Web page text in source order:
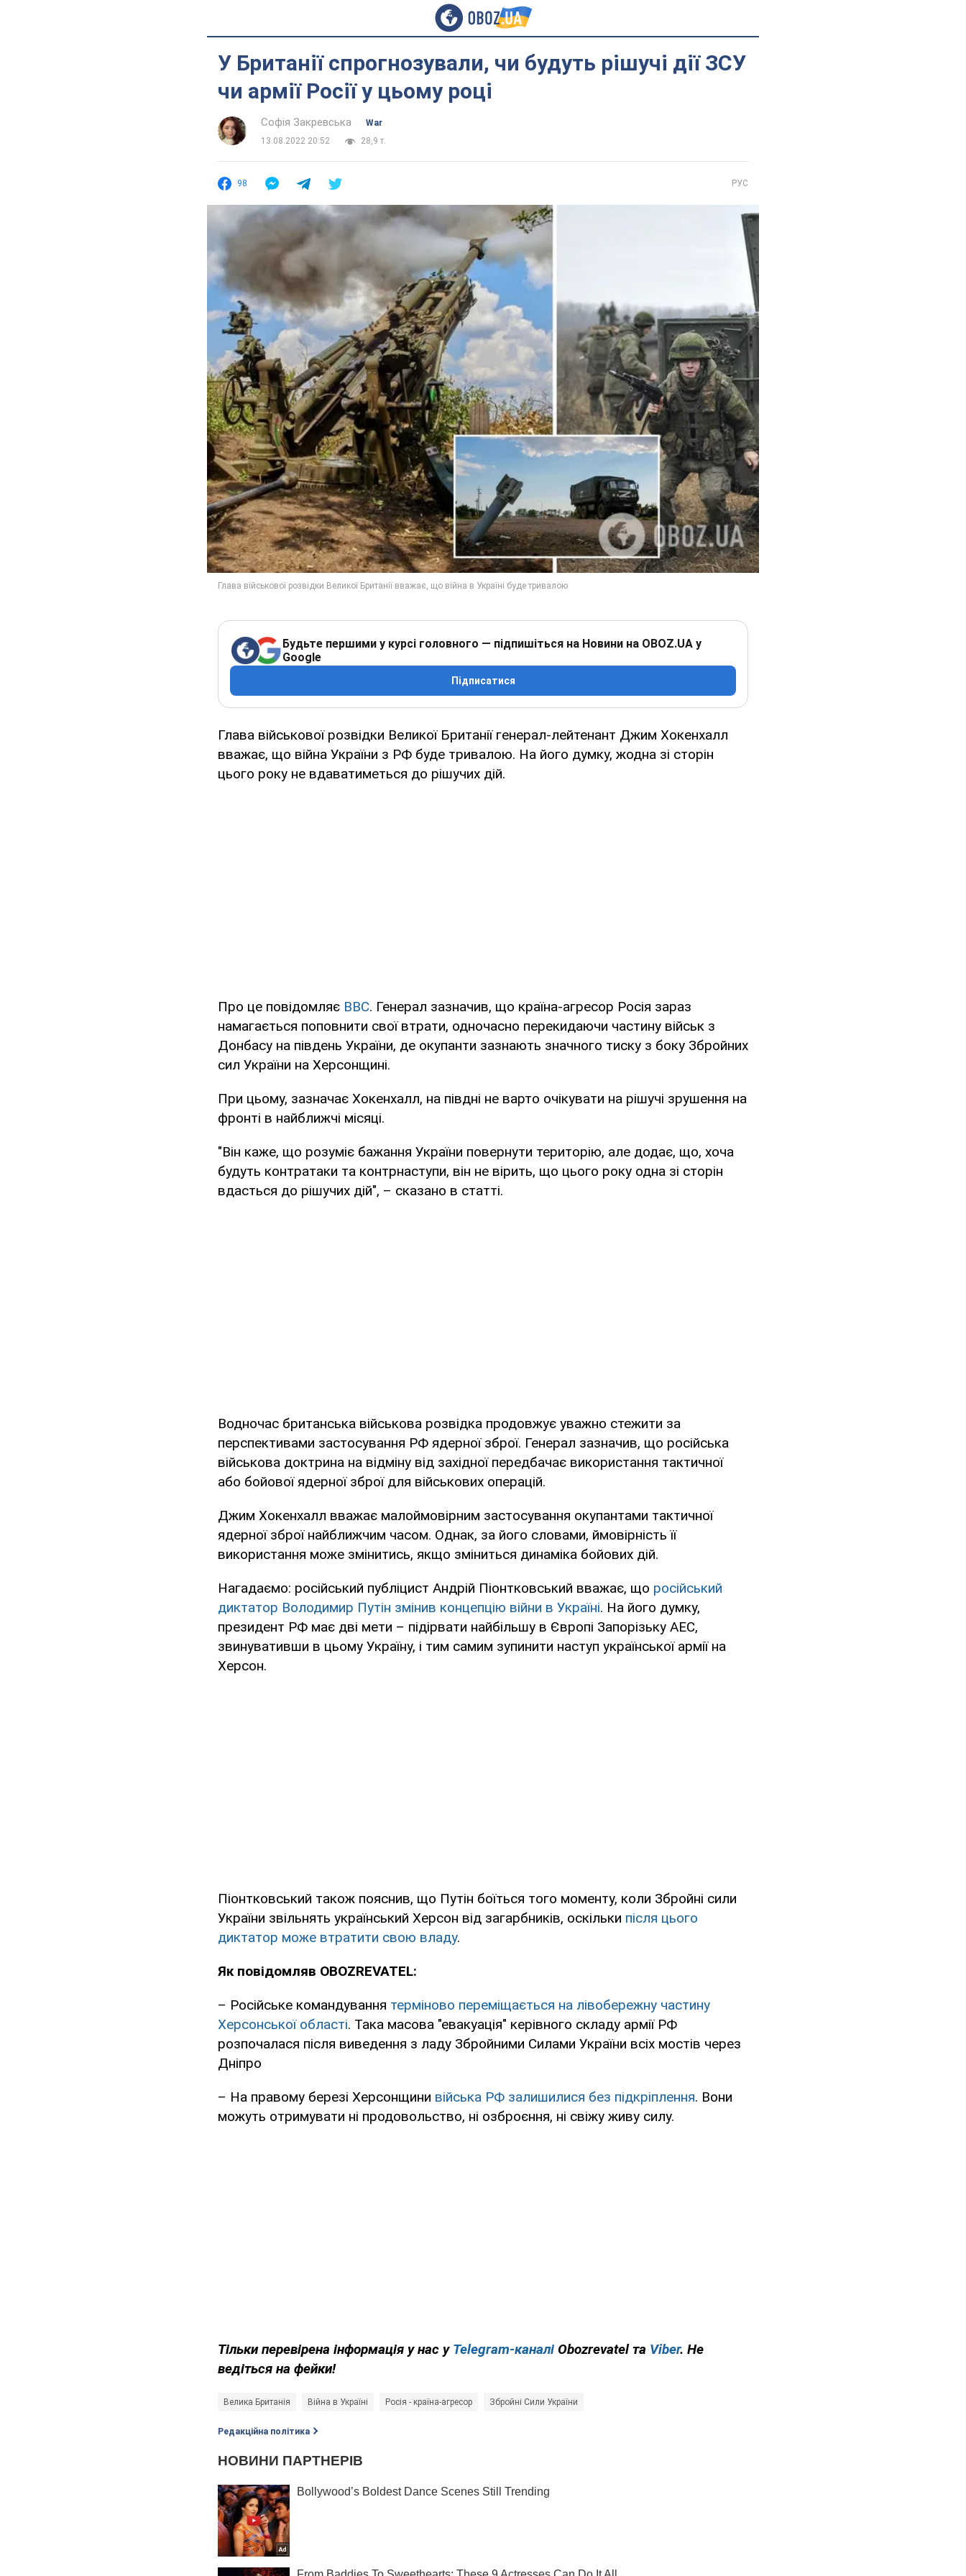
У Британії спрогнозували, чи будуть рішучі дії ЗСУ
чи армії Росії у цьому році
Софія Закревська
War
13.08.2022 20:52
28,9 т.
98 РУС
Будьте першими у курсі головного — підпишіться на Новини на OBOZ.UA у
Google
Підписатися
Глава військової розвідки Великої Британії генерал-лейтенант Джим Хокенхалл
вважає, що війна України з РФ буде тривалою. На його думку, жодна зі сторін
цього року не вдаватиметься до рішучих дій.
Про це повідомляє BBC. Генерал зазначив, що країна-агресор Росія зараз
намагається поповнити свої втрати, одночасно перекидаючи частину військ з
Донбасу на південь України, де окупанти зазнають значного тиску з боку Збройних
сил України на Херсонщині.
При цьому, зазначає Хокенхалл, на півдні не варто очікувати на рішучі зрушення на
фронті в найближчі місяці.
"Він каже, що розуміє бажання України повернути територію, але додає, що, хоча
будуть контратаки та контрнаступи, він не вірить, що цього року одна зі сторін
вдасться до рішучих дій", – сказано в статті.
Водночас британська військова розвідка продовжує уважно стежити за
перспективами застосування РФ ядерної зброї. Генерал зазначив, що російська
військова доктрина на відміну від західної передбачає використання тактичної
або бойової ядерної зброї для військових операцій.
Джим Хокенхалл вважає малоймовірним застосування окупантами тактичної
ядерної зброї найближчим часом. Однак, за його словами, ймовірність її
використання може змінитись, якщо зміниться динаміка бойових дій.
Нагадаємо: російський публіцист Андрій Піонтковський вважає, що російський
диктатор Володимир Путін змінив концепцію війни в Україні. На його думку,
президент РФ має дві мети – підірвати найбільшу в Європі Запорізьку АЕС,
звинувативши в цьому Україну, і тим самим зупинити наступ української армії на
Херсон.
Піонтковський також пояснив, що Путін боїться того моменту, коли Збройні сили
України звільнять український Херсон від загарбників, оскільки після цього
диктатор може втратити свою владу.
Як повідомляв OBOZREVATEL:
– Російське командування терміново переміщається на лівобережну частину
Херсонської області. Така масова "евакуація" керівного складу армії РФ
розпочалася після виведення з ладу Збройними Силами України всіх мостів через
Дніпро
– На правому березі Херсонщини війська РФ залишилися без підкріплення. Вони
можуть отримувати ні продовольство, ні озброєння, ні свіжу живу силу.
Тільки перевірена інформація у нас у Telegram-каналі Obozrevatel та Viber. Не
ведіться на фейки!
Велика Британія Війна в Україні Росія - країна-агресор Збройні Сили України
Редакційна політика